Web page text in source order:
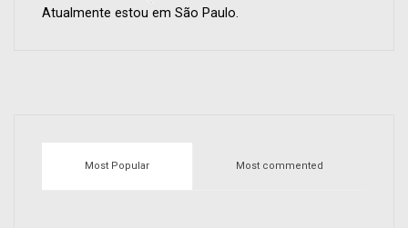
Atualmente estou em São Paulo.
Most Popular Most commented